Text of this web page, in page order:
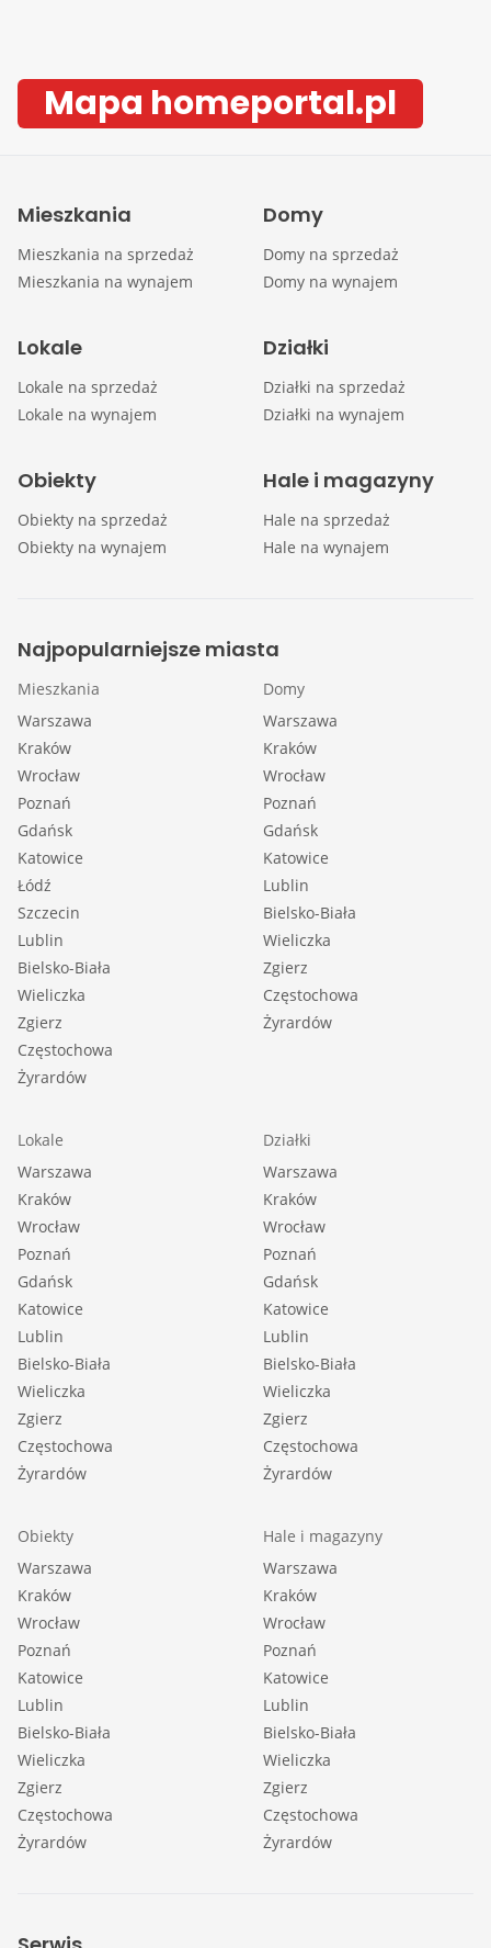
Mapa homeportal.pl
Mieszkania
Mieszkania na sprzedaż
Mieszkania na wynajem
Domy
Domy na sprzedaż
Domy na wynajem
Lokale
Lokale na sprzedaż
Lokale na wynajem
Działki
Działki na sprzedaż
Działki na wynajem
Obiekty
Obiekty na sprzedaż
Obiekty na wynajem
Hale i magazyny
Hale na sprzedaż
Hale na wynajem
Najpopularniejsze miasta
Mieszkania
Warszawa
Kraków
Wrocław
Poznań
Gdańsk
Katowice
Łódź
Szczecin
Lublin
Bielsko-Biała
Wieliczka
Zgierz
Częstochowa
Żyrardów
Domy
Warszawa
Kraków
Wrocław
Poznań
Gdańsk
Katowice
Lublin
Bielsko-Biała
Wieliczka
Zgierz
Częstochowa
Żyrardów
Lokale
Warszawa
Kraków
Wrocław
Poznań
Gdańsk
Katowice
Lublin
Bielsko-Biała
Wieliczka
Zgierz
Częstochowa
Żyrardów
Działki
Warszawa
Kraków
Wrocław
Poznań
Gdańsk
Katowice
Lublin
Bielsko-Biała
Wieliczka
Zgierz
Częstochowa
Żyrardów
Obiekty
Warszawa
Kraków
Wrocław
Poznań
Katowice
Lublin
Bielsko-Biała
Wieliczka
Zgierz
Częstochowa
Żyrardów
Hale i magazyny
Warszawa
Kraków
Wrocław
Poznań
Katowice
Lublin
Bielsko-Biała
Wieliczka
Zgierz
Częstochowa
Żyrardów